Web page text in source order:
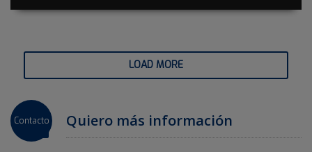
LOAD MORE
Contacto Quiero más información